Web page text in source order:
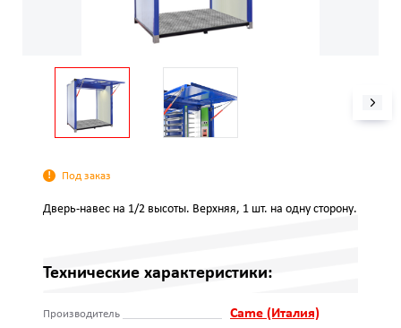
Под заказ
Дверь-навес на 1/2 высоты. Верхняя, 1 шт. на одну сторону.
Технические характеристики:
Производитель Came (Италия)